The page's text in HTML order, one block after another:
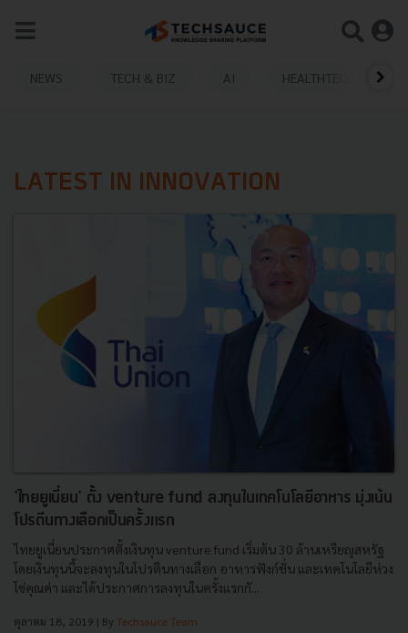
NEWS TECH & BIZ AI HEALTHTECH
LATEST IN INNOVATION
'ไทยยูเนี่ยน' ตั้ง venture fund ลงทุนในเทคโนโลยีอาหาร มุ่งเน้น
โปรตีนทางเลือกเป็นครั้งแรก
ไทยยูเนี่ยนประกาศตั้งเงินทุน venture fund เริ่มต้น 30 ล้านเหรียญสหรัฐ
โดยเงินทุนนี้จะลงทุนในโปรตีนทางเลือก อาหารฟังก์ชั่น และเทคโนโลยีห่วง
โซ่คุณค่า และได้ประกาศการลงทุนในครั้งแรกกั...
ตุลาคม 18, 2019 | By Techsauce Team